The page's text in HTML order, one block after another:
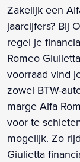
Zakelijk een
jaarcijfers? Bij
regel je
Romeo
voorraad vind
zowel BTW-
marge Alfa
voor te
mogelijk. Zo
Giulietta